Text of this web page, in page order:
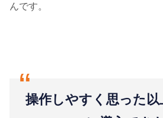
んです。
“操作しやすく思った